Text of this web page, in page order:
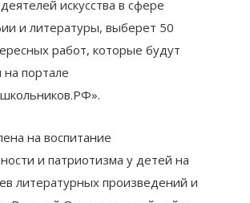
экспертная комиссия, состоящая
искусства в сфере
и литературы, выберет 50
работ, которые будут
портале
на воспитание
и патриотизма у детей на